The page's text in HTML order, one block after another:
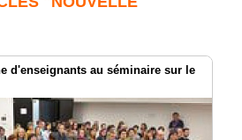
d'enseignants au séminaire sur le